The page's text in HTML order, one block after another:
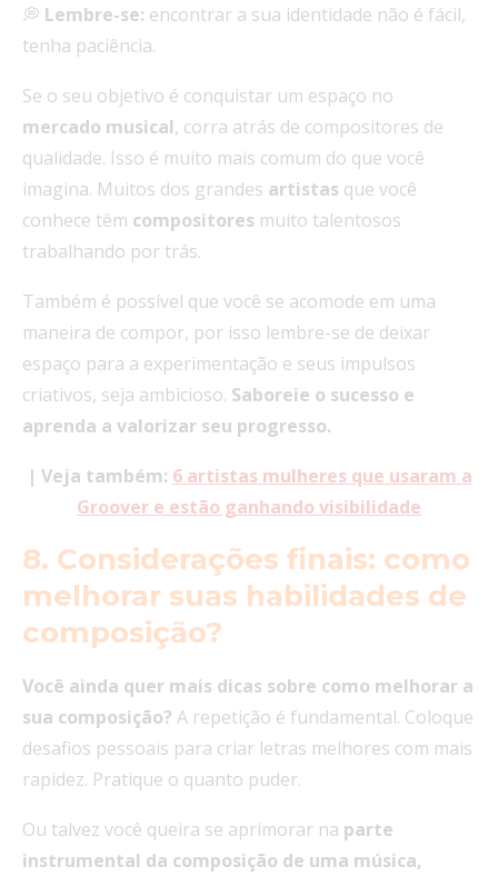
💭 Lembre-se: encontrar a sua identidade não é fácil,
tenha paciência.
Se o seu objetivo é conquistar um espaço no
mercado musical, corra atrás de compositores de
qualidade. Isso é muito mais comum do que você
imagina. Muitos dos grandes artistas que você
conhece têm compositores muito talentosos
trabalhando por trás.
Também é possível que você se acomode em uma
maneira de compor, por isso lembre-se de deixar
espaço para a experimentação e seus impulsos
criativos, seja ambicioso. Saboreie o sucesso e
aprenda a valorizar seu progresso.
| Veja também: 6 artistas mulheres que usaram a
Groover e estão ganhando visibilidade
8. Considerações finais: como
melhorar suas habilidades de
composição?
Você ainda quer mais dicas sobre como melhorar a
sua composição? A repetição é fundamental. Coloque
desafios pessoais para criar letras melhores com mais
rapidez. Pratique o quanto puder.
Ou talvez você queira se aprimorar na parte
instrumental da composição de uma música,